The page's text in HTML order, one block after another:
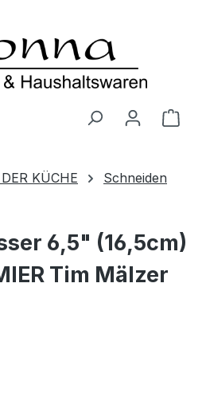
KÜCHE
Schneiden
6,5" (16,5cm)
Tim Mälzer